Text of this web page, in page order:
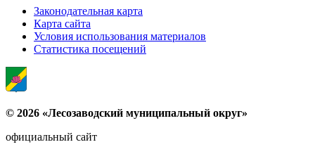
Законодательная карта
Карта сайта
Условия использования материалов
Статистика посещений
© 2026 «Лесозаводский муниципальный округ»
официальный сайт